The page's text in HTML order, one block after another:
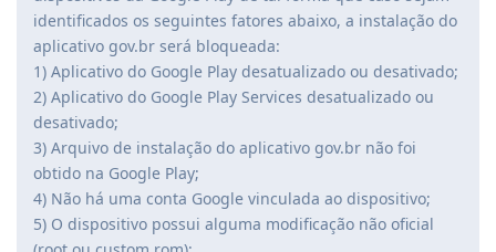
identificados os seguintes fatores abaixo, a instalação do
aplicativo gov.br será bloqueada:
1) Aplicativo do Google Play desatualizado ou desativado;
2) Aplicativo do Google Play Services desatualizado ou
desativado;
3) Arquivo de instalação do aplicativo gov.br não foi
obtido na Google Play;
4) Não há uma conta Google vinculada ao dispositivo;
5) O dispositivo possui alguma modificação não oficial